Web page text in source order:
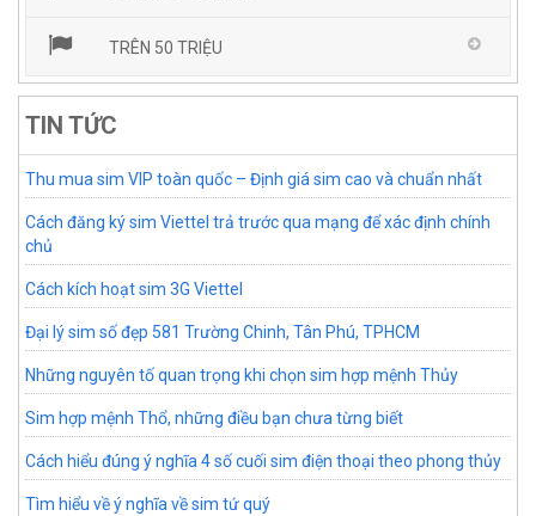
TRÊN 50 TRIỆU
TIN TỨC
Thu mua sim VIP toàn quốc – Định giá sim cao và chuẩn nhất
Cách đăng ký sim Viettel trả trước qua mạng để xác định chính
chủ
Cách kích hoạt sim 3G Viettel
Đại lý sim số đẹp 581 Trường Chinh, Tân Phú, TPHCM
Những nguyên tố quan trọng khi chọn sim hợp mệnh Thủy
Sim hợp mệnh Thổ, những điều bạn chưa từng biết
Cách hiểu đúng ý nghĩa 4 số cuối sim điện thoại theo phong thủy
Tìm hiểu về ý nghĩa về sim tứ quý